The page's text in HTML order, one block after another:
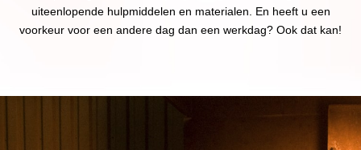
uiteenlopende hulpmiddelen en materialen. En heeft u een
voorkeur voor een andere dag dan een werkdag? Ook dat kan!